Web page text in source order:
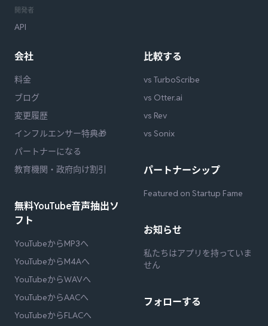
開発者
API
会社
料金
ブログ
変更履歴
インフルエンサー特典🎁
パートナーになる
教育機関・政府向け割引
無料YouTube音声抽出ソ
フト
YouTubeからMP3へ
YouTubeからM4Aへ
YouTubeからWAVへ
YouTubeからAACへ
YouTubeからFLACへ
比較する
vs TurboScribe
vs Otter.ai
vs Rev
vs Sonix
パートナーシップ
Featured on Startup Fame
お知らせ
私たちはアプリを持っていま
せん
フォローする